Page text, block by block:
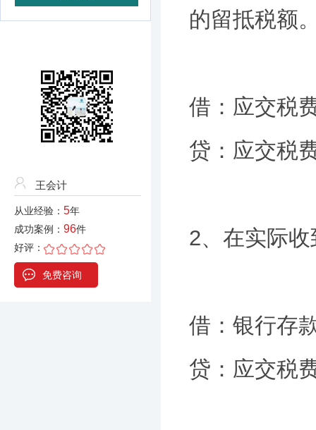
王会计
从业经验： 5年
成功案例： 96件
好评：
免费咨询
的留抵税额
借：应交税
贷：应交税
2、在实际
借：银行存
贷：应交税